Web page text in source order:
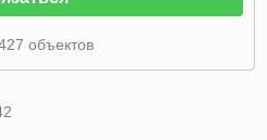
объектов